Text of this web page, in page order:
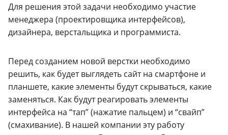
Для решения этой задачи необходимо участие
менеджера (проектировщика интерфейсов),
дизайнера, верстальщика и программиста.
Перед созданием новой верстки необходимо
решить, как будет выглядеть сайт на смартфоне и
планшете, какие элементы будут скрываться, какие
заменяться. Как будут реагировать элементы
интерфейса на “тап” (нажатие пальцем) и “свайп”
(смахивание). В нашей компании эту работу